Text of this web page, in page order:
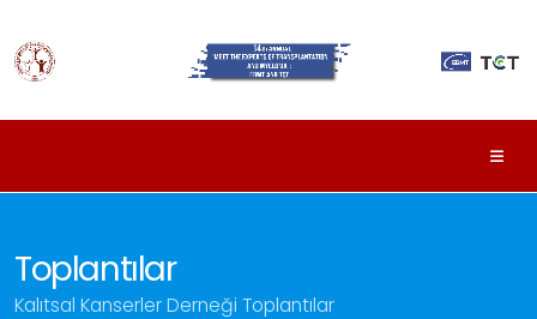
Toplantılar
Kalıtsal Kanserler Derneği Toplantılar